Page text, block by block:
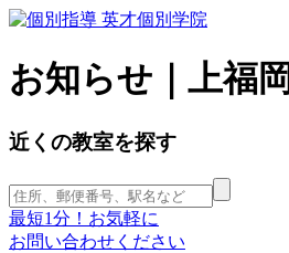
お知らせ｜上福
近くの教室を探す
最短1分！お気軽に
お問い合わせください